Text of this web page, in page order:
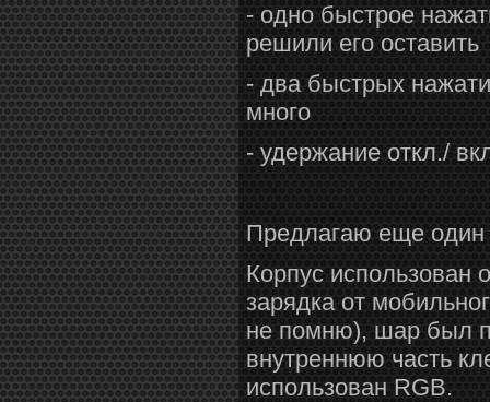
- одно быстрое
решили его оставить
- два быстрых
много
- удержание откл./
Предлагаю еще один
Корпус использован
зарядка от
не помню), шар был
внутреннюю часть
использован RGB.